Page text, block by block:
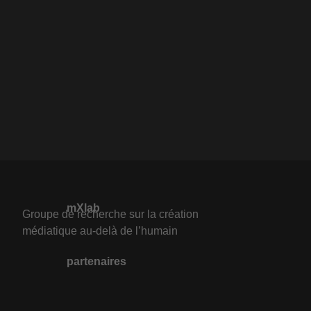
mXlab
Groupe de recherche sur la création
médiatique au-delà de l’humain
partenaires